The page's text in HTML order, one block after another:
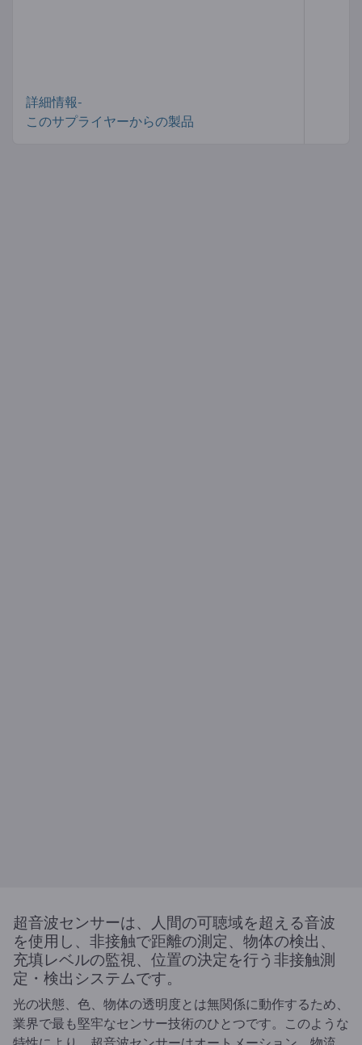
詳細情報-
このサプライヤーからの製品
超音波センサーは、人間の可聴域を超える音波
を使用し、非接触で距離の測定、物体の検出、
充填レベルの監視、位置の決定を行う非接触測
定・検出システムです。
光の状態、色、物体の透明度とは無関係に動作するため、
業界で最も堅牢なセンサー技術のひとつです。このような
特性により、超音波センサーはオートメーション、物流、